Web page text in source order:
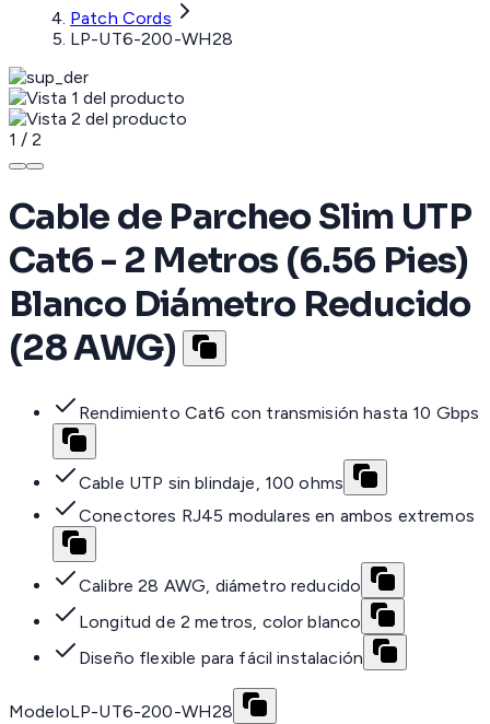
Patch Cords
LP-UT6-200-WH28
1 / 2
Cable de Parcheo Slim UTP
Cat6 - 2 Metros (6.56 Pies)
Blanco Diámetro Reducido
(28 AWG)
Rendimiento Cat6 con transmisión hasta 10 Gbps
Cable UTP sin blindaje, 100 ohms
Conectores RJ45 modulares en ambos extremos
Calibre 28 AWG, diámetro reducido
Longitud de 2 metros, color blanco
Diseño flexible para fácil instalación
ModeloLP-UT6-200-WH28